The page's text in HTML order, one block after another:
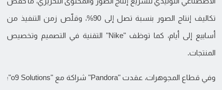
تكاليف إنتاج الصور بنسبة تصل إلى 90%، وقلّص زمن التنفيذ من
أسابيع إلى أيام، كما توظف "Nike" التقنية في التصميم وتخصيص
المنتجات.
وفي قطاع المجوهرات، عقدت "Pandora" شراكة مع "o9 Solutions"؛